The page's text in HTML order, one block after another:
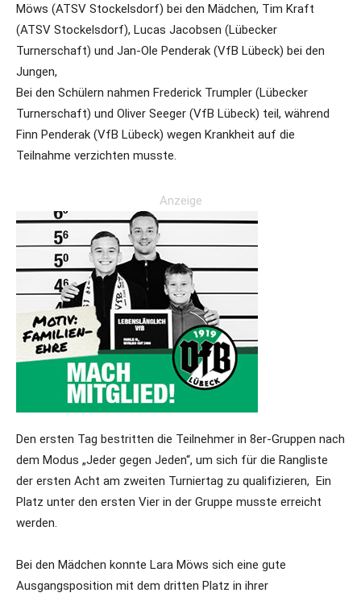
Möws (ATSV Stockelsdorf) bei den Mädchen, Tim Kraft
(ATSV Stockelsdorf), Lucas Jacobsen (Lübecker
Turnerschaft) und Jan-Ole Penderak (VfB Lübeck) bei den
Jungen,
Bei den Schülern nahmen Frederick Trumpler (Lübecker
Turnerschaft) und Oliver Seeger (VfB Lübeck) teil, während
Finn Penderak (VfB Lübeck) wegen Krankheit auf die
Teilnahme verzichten musste.
Anzeige
Den ersten Tag bestritten die Teilnehmer in 8er-Gruppen nach
dem Modus „Jeder gegen Jeden“, um sich für die Rangliste
der ersten Acht am zweiten Turniertag zu qualifizieren, Ein
Platz unter den ersten Vier in der Gruppe musste erreicht
werden.
Bei den Mädchen konnte Lara Möws sich eine gute
Ausgangsposition mit dem dritten Platz in ihrer